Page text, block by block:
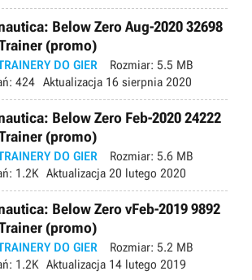
Below Zero Aug-2020 32698
(promo)
DO GIER Rozmiar: 5.5 MB
424 Aktualizacja 16 sierpnia 2020
Below Zero Feb-2020 24222
(promo)
DO GIER Rozmiar: 5.6 MB
1.2K Aktualizacja 20 lutego 2020
Below Zero vFeb-2019 9892
(promo)
DO GIER Rozmiar: 5.2 MB
1.2K Aktualizacja 14 lutego 2019